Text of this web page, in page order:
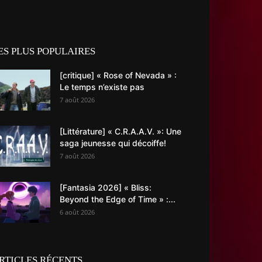
PLUS POPULAIRES
[critique] « Rose of Nevada » :
Le temps n’existe pas
7 août 2026
[Littérature] « C.R.A.A.V. »: Une
saga jeunesse qui décoiffe!
7 août 2026
[Fantasia 2026] « Bliss:
Beyond the Edge of Time » :...
6 août 2026